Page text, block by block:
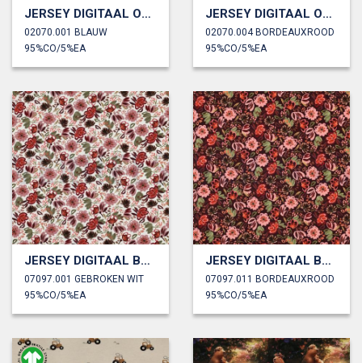
JERSEY DIGITAAL ORNAMENT
02070.001 BLAUW
95%CO/5%EA
JERSEY DIGITAAL ORNAMENT
02070.004 BORDEAUXROOD
95%CO/5%EA
JERSEY DIGITAAL BLOEMEN
07097.001 GEBROKEN WIT
95%CO/5%EA
JERSEY DIGITAAL BLOEMEN
07097.011 BORDEAUXROOD
95%CO/5%EA